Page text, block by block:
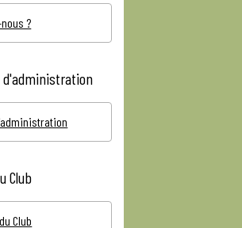
?
d'administration
Club
Club